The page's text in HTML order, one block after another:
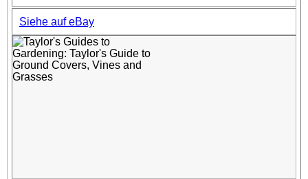
Siehe auf eBay